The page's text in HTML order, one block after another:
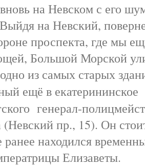
на Невском с его
на Невский,
проспекта, где мы
Большой Морской
из самых старых
ещё в
генерал-
пр., 15). Он
ранее находился
Елизаветы.